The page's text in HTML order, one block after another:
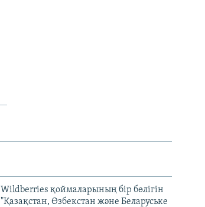
Wildberries қоймаларының бір бөлігін
"Қазақстан, Өзбекстан және Беларуське